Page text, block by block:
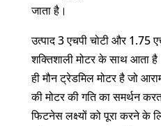
जाता है।
उत्पाद 3 एचपी चोटी और 1.75
शक्तिशाली मोटर के साथ आता
ही मौन ट्रेडमिल मोटर है जो
की मोटर की गति का समर्थन
फिटनेस लक्ष्यों को पूरा करने के